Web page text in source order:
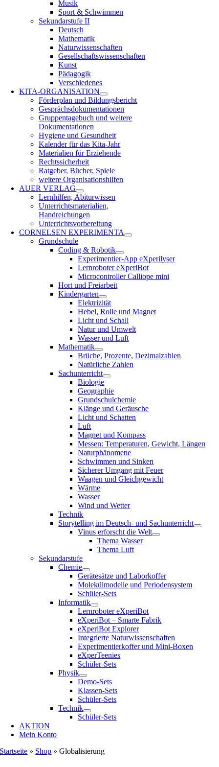
Musik
Sport & Schwimmen
Sekundarstufe II
Deutsch
Mathematik
Naturwissenschaften
Gesellschaftswissenschaften
Kunst
Pädagogik
Verschiedenes
KITA-ORGANISATION
Förderplan und Bildungsbericht
Gesprächsdokumentationen
Gruppentagebuch und weitere
Dokumentationen
Hygiene und Gesundheit
Kalender für das Kita-Jahr
Materialien für Erziehende
Rechtssicherheit
Ratgeber, Bücher, Spiele
weitere Organisationshilfen
AUER VERLAG
Lernhilfen, Abiturwissen
Unterrichtsmaterialien,
Handreichungen
Unterrichtsvorbereitung
CORNELSEN EXPERIMENTA
Grundschule
Coding & Robotik
Experimentier-App eXperilyser
Lernroboter eXperiBot
Microcontroller Calliope mini
Hort und Freiarbeit
Kindergarten
Elektrizität
Hebel, Rolle und Magnet
Licht und Schall
Natur und Umwelt
Wasser und Luft
Mathematik
Brüche, Prozente, Dezimalzahlen
Natürliche Zahlen
Sachunterricht
Biologie
Geographie
Grundschulchemie
Klänge und Geräusche
Licht und Schatten
Luft
Magnet und Kompass
Messen: Temperaturen, Gewicht, Längen
Naturphänomene
Schwimmen und Sinken
Sicherer Umgang mit Feuer
Waagen und Gleichgewicht
Wärme
Wasser
Wind und Wetter
Technik
Storytelling im Deutsch- und Sachunterricht
Vinus erforscht die Welt
Thema Wasser
Thema Luft
Sekundarstufe
Chemie
Gerätesätze und Laborkoffer
Molekülmodelle und Periodensystem
Schüler-Sets
Informatik
Lernroboter eXperiBot
eXperiBot – Smarte Fabrik
eXperiBot Explorer
Integrierte Naturwissenschaften
Experimentierkoffer und Mini-Boxen
eXperTeenies
Schüler-Sets
Physik
Demo-Sets
Klassen-Sets
Schüler-Sets
Technik
Schüler-Sets
AKTION
Mein Konto
Startseite » Shop »Globalisierung